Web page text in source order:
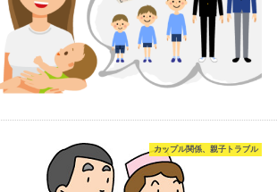
カップル関係、親子トラブル